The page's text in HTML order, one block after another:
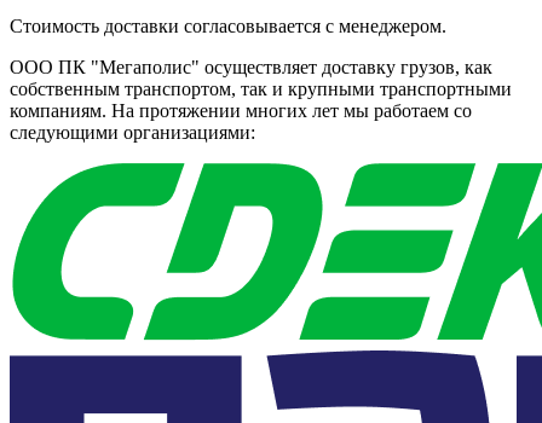
Стоимость доставки согласовывается с менеджером.
ООО ПК "Мегаполис" осуществляет доставку грузов, как
собственным транспортом, так и крупными транспортными
компаниям. На протяжении многих лет мы работаем со
следующими организациями: